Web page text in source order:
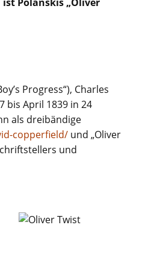
Progress“), Charles
bis April 1839 in 24
als dreibändige
copperfield/ und „Oliver
und